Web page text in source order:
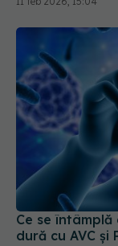
Ce se
dură cu AVC și
25 aug 2025, 12:58